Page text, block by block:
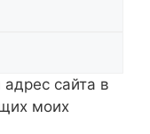
сайта в
моих